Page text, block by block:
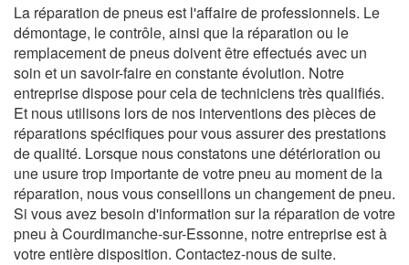
La réparation de pneus est l'affaire de professionnels. Le
démontage, le contrôle, ainsi que la réparation ou le
remplacement de pneus doivent être effectués avec un
soin et un savoir-faire en constante évolution. Notre
entreprise dispose pour cela de techniciens très qualifiés.
Et nous utilisons lors de nos interventions des pièces de
réparations spécifiques pour vous assurer des prestations
de qualité. Lorsque nous constatons une détérioration ou
une usure trop importante de votre pneu au moment de la
réparation, nous vous conseillons un changement de pneu.
Si vous avez besoin d'information sur la réparation de votre
pneu à Courdimanche-sur-Essonne, notre entreprise est à
votre entière disposition. Contactez-nous de suite.